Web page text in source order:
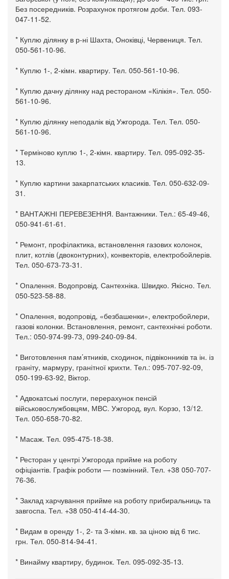
Без посередників. Розрахунок протягом доби. Тел. 093-
047-11-52.
* Куплю ділянку в р-ні Шахта, Оноківці, Червениця. Тел.
050-561-10-96.
* Куплю 1-, 2-кімн. квартиру. Тел. 050-561-10-96.
* Куплю дачну ділянку над рестораном «Кілікія». Тел. 050-
561-10-96.
* Куплю ділянку неподалік від Ужгорода. Тел. Тел. 050-
561-10-96.
* Терміново куплю 1-, 2-кімн. квартиру. Тел. 095-092-35-
13.
* Куплю картини закарпатських класиків. Тел. 050-632-09-
31.
* ВАНТАЖНІ ПЕРЕВЕЗЕННЯ. Вантажники. Тел.: 65-49-46,
050-941-61-61.
* Ремонт, профілактика, встановлення газових колонок,
плит, котлів (двоконтурних), конвекторів, електробойлерів.
Тел. 050-673-73-31.
* Опалення. Водопровід. Сантехніка. Швидко. Якісно. Тел.
050-523-58-88.
* Опалення, водопровід, «безбашенки», електробойлери,
газові колонки. Встановлення, ремонт, сантехнічні роботи.
Тел.: 050-974-99-73, 099-240-09-84.
* Виготовлення пам’ятників, сходинок, підвіконників та ін. із
граніту, мармуру, гранітної крихти. Тел.: 095-707-92-09,
050-199-63-92, Віктор.
* Адвокатські послуги, перерахунок пенсій
військовослужбовцям, МВС. Ужгород, вул. Корзо, 13/12.
Тел. 050-658-70-82.
* Масаж. Тел. 095-475-18-38.
* Ресторан у центрі Ужгорода прийме на роботу
офіціантів. Графік роботи — позмінний. Тел. +38 050-707-
76-36.
* Заклад харчування прийме на роботу прибиральниць та
завгоспа. Тел. +38 050-414-44-30.
* Видам в оренду 1-, 2- та 3-кімн. кв. за ціною від 6 тис.
грн. Тел. 050-814-94-41.
* Винайму квартиру, будинок. Тел. 095-092-35-13.